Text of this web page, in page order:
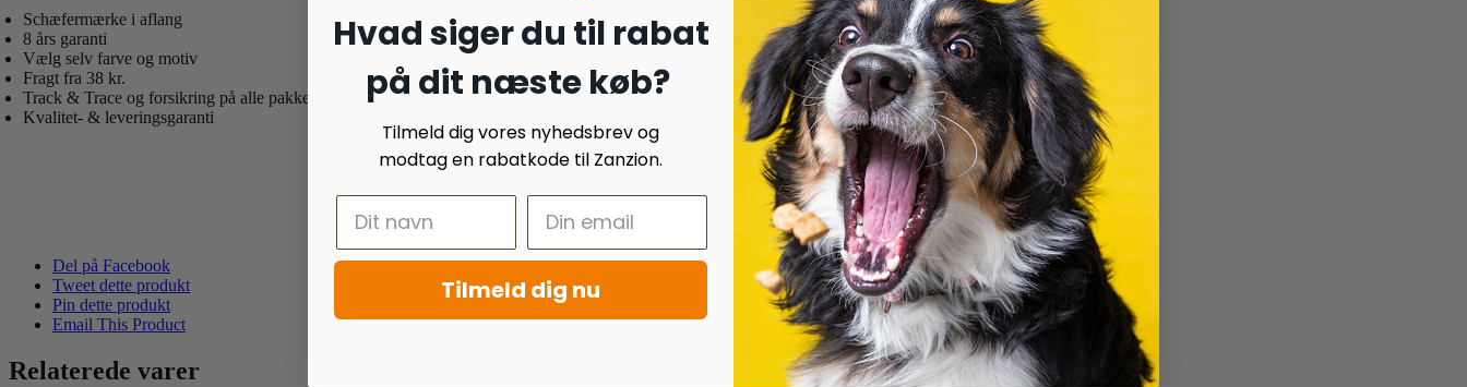
Schæfermærke i aflang
8 års garanti
Vælg selv farve og motiv
Fragt fra 38 kr.
Track & Trace og forsikring på alle pakker
Kvalitet- & leveringsgaranti
Del på Facebook
Tweet dette produkt
Pin dette produkt
Email This Product
Relaterede varer
Hvad siger du til rabat
på dit næste køb?
Tilmeld dig vores nyhedsbrev og
modtag en rabatkode til Zanzion.
Tilmeld dig nu